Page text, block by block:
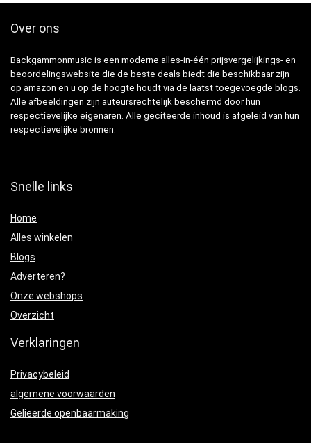
Over ons
Backgammonmusic is een moderne alles-in-één prijsvergelijkings- en
beoordelingswebsite die de beste deals biedt die beschikbaar zijn
op amazon en u op de hoogte houdt via de laatst toegevoegde blogs.
Alle afbeeldingen zijn auteursrechtelijk beschermd door hun
respectievelijke eigenaren. Alle geciteerde inhoud is afgeleid van hun
respectievelijke bronnen.
Snelle links
Home
Alles winkelen
Blogs
Adverteren?
Onze webshops
Overzicht
Verklaringen
Privacybeleid
algemene voorwaarden
Gelieerde openbaarmaking